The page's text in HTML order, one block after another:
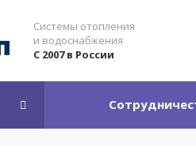
Системы отопления
и водоснабжения
С 2007 в России